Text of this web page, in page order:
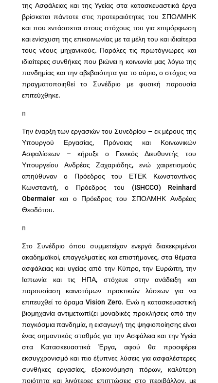
της Ασφάλειας και της Υγείας στα κατασκευαστικά έργα
βρίσκεται πάντοτε στις προτεραιότητες του ΣΠΟΛΜΗΚ
και που εντάσσεται στους στόχους του για επιμόρφωση
και ενίσχυση της επικοινωνίας με τα μέλη του και ιδιαίτερα
τους νέους μηχανικούς. Παρόλες τις πρωτόγνωρες και
ιδιαίτερες συνθήκες που βιώνει η κοινωνία μας λόγω της
πανδημίας και την αβεβαιότητα για το αύριο, ο στόχος να
πραγματοποιηθεί το Συνέδριο με φυσική παρουσία
επιτεύχθηκε.
n
Την έναρξη των εργασιών του Συνεδρίου – εκ μέρους της
Υπουργού Εργασίας, Πρόνοιας και Κοινωνικών
Ασφαλίσεων – κήρυξε ο Γενικός Διευθυντής του
Υπουργείου Ανδρέας Ζαχαριάδης, ενώ χαιρετισμούς
απηύθυναν ο Πρόεδρος του ΕΤΕΚ Κωνσταντίνος
Κωνσταντή, ο Πρόεδρος του (ISHCCO) Reinhard
Obermaier και ο Πρόεδρος του ΣΠΟΛΜΗΚ Ανδρέας
Θεοδότου.
n
Στο Συνέδριο όπου συμμετείχαν ενεργά διακεκριμένοι
ακαδημαϊκοί, επαγγελματίες και επιστήμονες, στα θέματα
ασφάλειας και υγείας από την Κύπρο, την Ευρώπη, την
Ιαπωνία και τις ΗΠΑ, στόχευε στην ανάδειξη και
παρουσίαση καινοτόμων πρακτικών λύσεων για να
επιτευχθεί το όραμα Vision Zero. Ενώ η κατασκευαστική
βιομηχανία αντιμετωπίζει μοναδικές προκλήσεις από την
παγκόσμια πανδημία, η εισαγωγή της ψηφιοποίησης είναι
ένας σημαντικός σταθμός για την Ασφάλεια και την Υγεία
στα Κατασκευαστικά Έργα, αφού θα προσφέρει
εκσυγχρονισμό και πιο έξυπνες λύσεις για ασφαλέστερες
συνθήκες εργασίας, εξοικονόμηση πόρων, καλύτερη
ποιότητα και λιγότερες επιπτώσεις στο περιβάλλον, με